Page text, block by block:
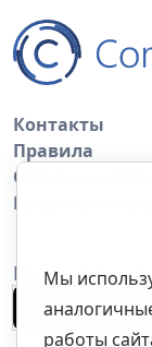
Контакты
Правила
Обратная связь
Правила
Приложение
Мы
работы